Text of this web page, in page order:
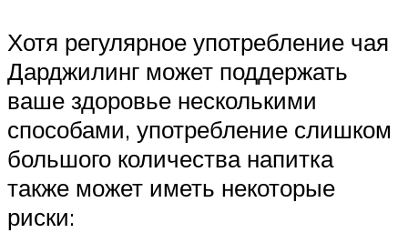
Хотя регулярное употребление чая
Дарджилинг может поддержать
ваше здоровье несколькими
способами, употребление слишком
большого количества напитка
также может иметь некоторые
риски: